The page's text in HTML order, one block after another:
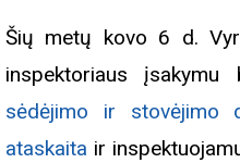
Šių metų kovo 6 d.
inspektoriaus įsakymu
sėdėjimo ir stovėjimo
ataskaita ir